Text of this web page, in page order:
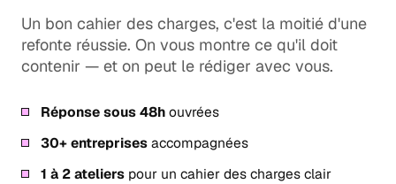
Un bon cahier des charges, c'est la moitié d'une
refonte réussie. On vous montre ce qu'il doit
contenir — et on peut le rédiger avec vous.
Réponse sous 48houvrées
30+ entreprisesaccompagnées
1 à 2 ateliers pour un cahier des charges clair